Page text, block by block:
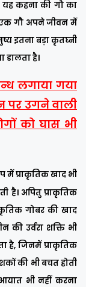
यह कहना की गौ का
एक गौ अपने जीवन में
इतना बड़ा कृतघ्नी
है।
लगाया गया
पर उगने वाली
को घास भी
में प्राकृतिक खाद भी
है। अपितु प्राकृतिक
गोबर की खाद
उर्वरा शक्ति भी
है, जिनमें प्राकृतिक
की भी बचत होती
भी नहीं करना